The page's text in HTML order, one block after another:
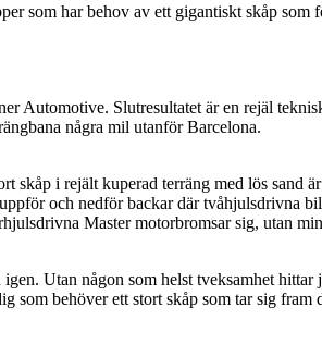
som har behov av ett gigantiskt skåp
Automotive. Slutresultatet är en rejäl
några mil utanför Barcelona.
skåp i rejält kuperad terräng med lös sand
och nedför backar där tvåhjulsdrivna
Master motorbromsar sig, utan
Utan någon som helst tveksamhet hittar
behöver ett stort skåp som tar sig fram